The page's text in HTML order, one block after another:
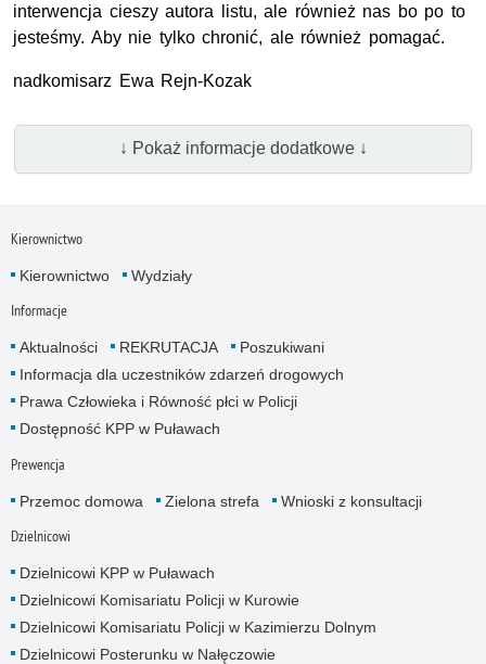
interwencja cieszy autora listu, ale również nas bo po to
jesteśmy. Aby nie tylko chronić, ale również pomagać.
nadkomisarz Ewa Rejn-Kozak
↓ Pokaż informacje dodatkowe ↓
Kierownictwo
Kierownictwo Wydziały
Informacje
Aktualności REKRUTACJA
Poszukiwani
Informacja dla uczestników zdarzeń drogowych
Prawa Człowieka i Równość płci w Policji
Dostępność KPP w Puławach
Prewencja
Przemoc domowa Zielona strefa Wnioski z konsultacji
Dzielnicowi
Dzielnicowi KPP w Puławach
Dzielnicowi Komisariatu Policji w Kurowie
Dzielnicowi Komisariatu Policji w Kazimierzu Dolnym
Dzielnicowi Posterunku w Nałęczowie